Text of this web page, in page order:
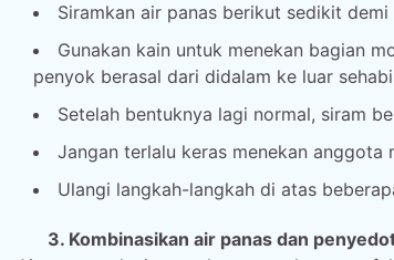
Siramkan air panas berikut sedikit
Gunakan kain untuk menekan bagian
penyok berasal dari didalam ke luar
Setelah bentuknya lagi normal, siram
Jangan terlalu keras menekan
Ulangi langkah-langkah di atas
3. Kombinasikan air panas dan